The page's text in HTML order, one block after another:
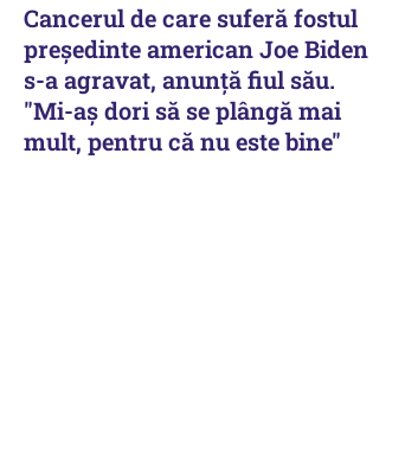
Cancerul de care suferă fostul
preşedinte american Joe Biden
s-a agravat, anunță fiul său.
"Mi-aș dori să se plângă mai
mult, pentru că nu este bine"